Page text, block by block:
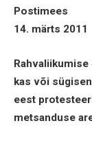
Postimees
14. märts 2011
kas või
eest
metsanduse